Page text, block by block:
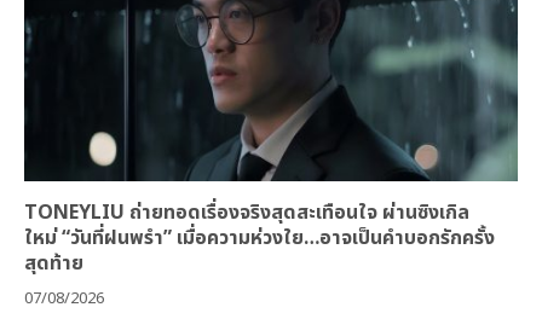
TONEYLIU ถ่ายทอดเรื่องจริงสุดสะเทือนใจ ผ่านซิงเกิล
ใหม่ “วันที่ฝนพรำ” เมื่อความห่วงใย…อาจเป็นคำบอกรักครั้ง
สุดท้าย
07/08/2026